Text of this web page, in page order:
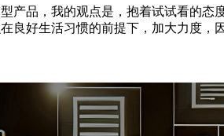
产品，我的观点是，抱着试试看的
良好生活习惯的前提下，加大力度，